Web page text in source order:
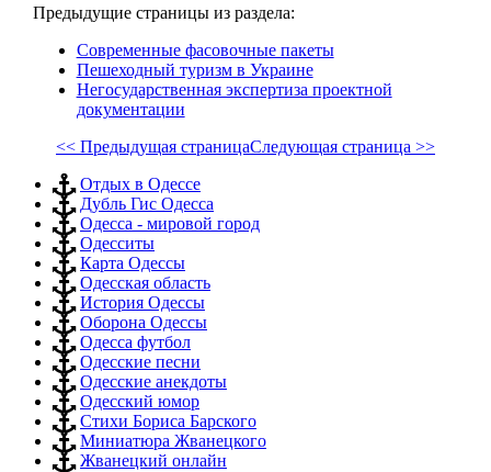
Предыдущие страницы из раздела:
Современные фасовочные пакеты
Пешеходный туризм в Украине
Негосударственная экспертиза проектной
документации
<< Предыдущая страницаСледующая страница >>
Отдых в Одессе
Дубль Гис Одесса
Одесса - мировой город
Одесситы
Карта Одессы
Одесская область
История Одессы
Оборона Одессы
Одесса футбол
Одесские песни
Одесские анекдоты
Одесский юмор
Стихи Бориса Барского
Миниатюра Жванецкого
Жванецкий онлайн